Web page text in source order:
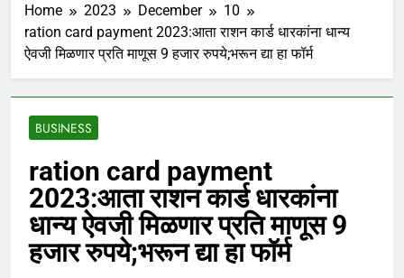
Home 2023 December
10
ration card payment 2023:आता राशन कार्ड धारकांना धान्य
ऐवजी मिळणार प्रति माणूस 9 हजार रुपये;भरून द्या हा फॉर्म
BUSINESS
ration card payment
2023:आता राशन कार्ड धारकांना
धान्य ऐवजी मिळणार प्रति माणूस 9
हजार रुपये;भरून द्या हा फॉर्म